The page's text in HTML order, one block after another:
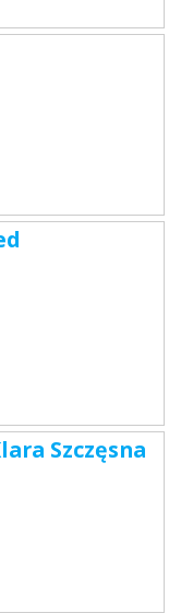
Szczęsna